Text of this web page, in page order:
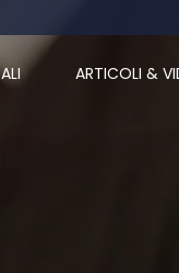
ARTICOLI &